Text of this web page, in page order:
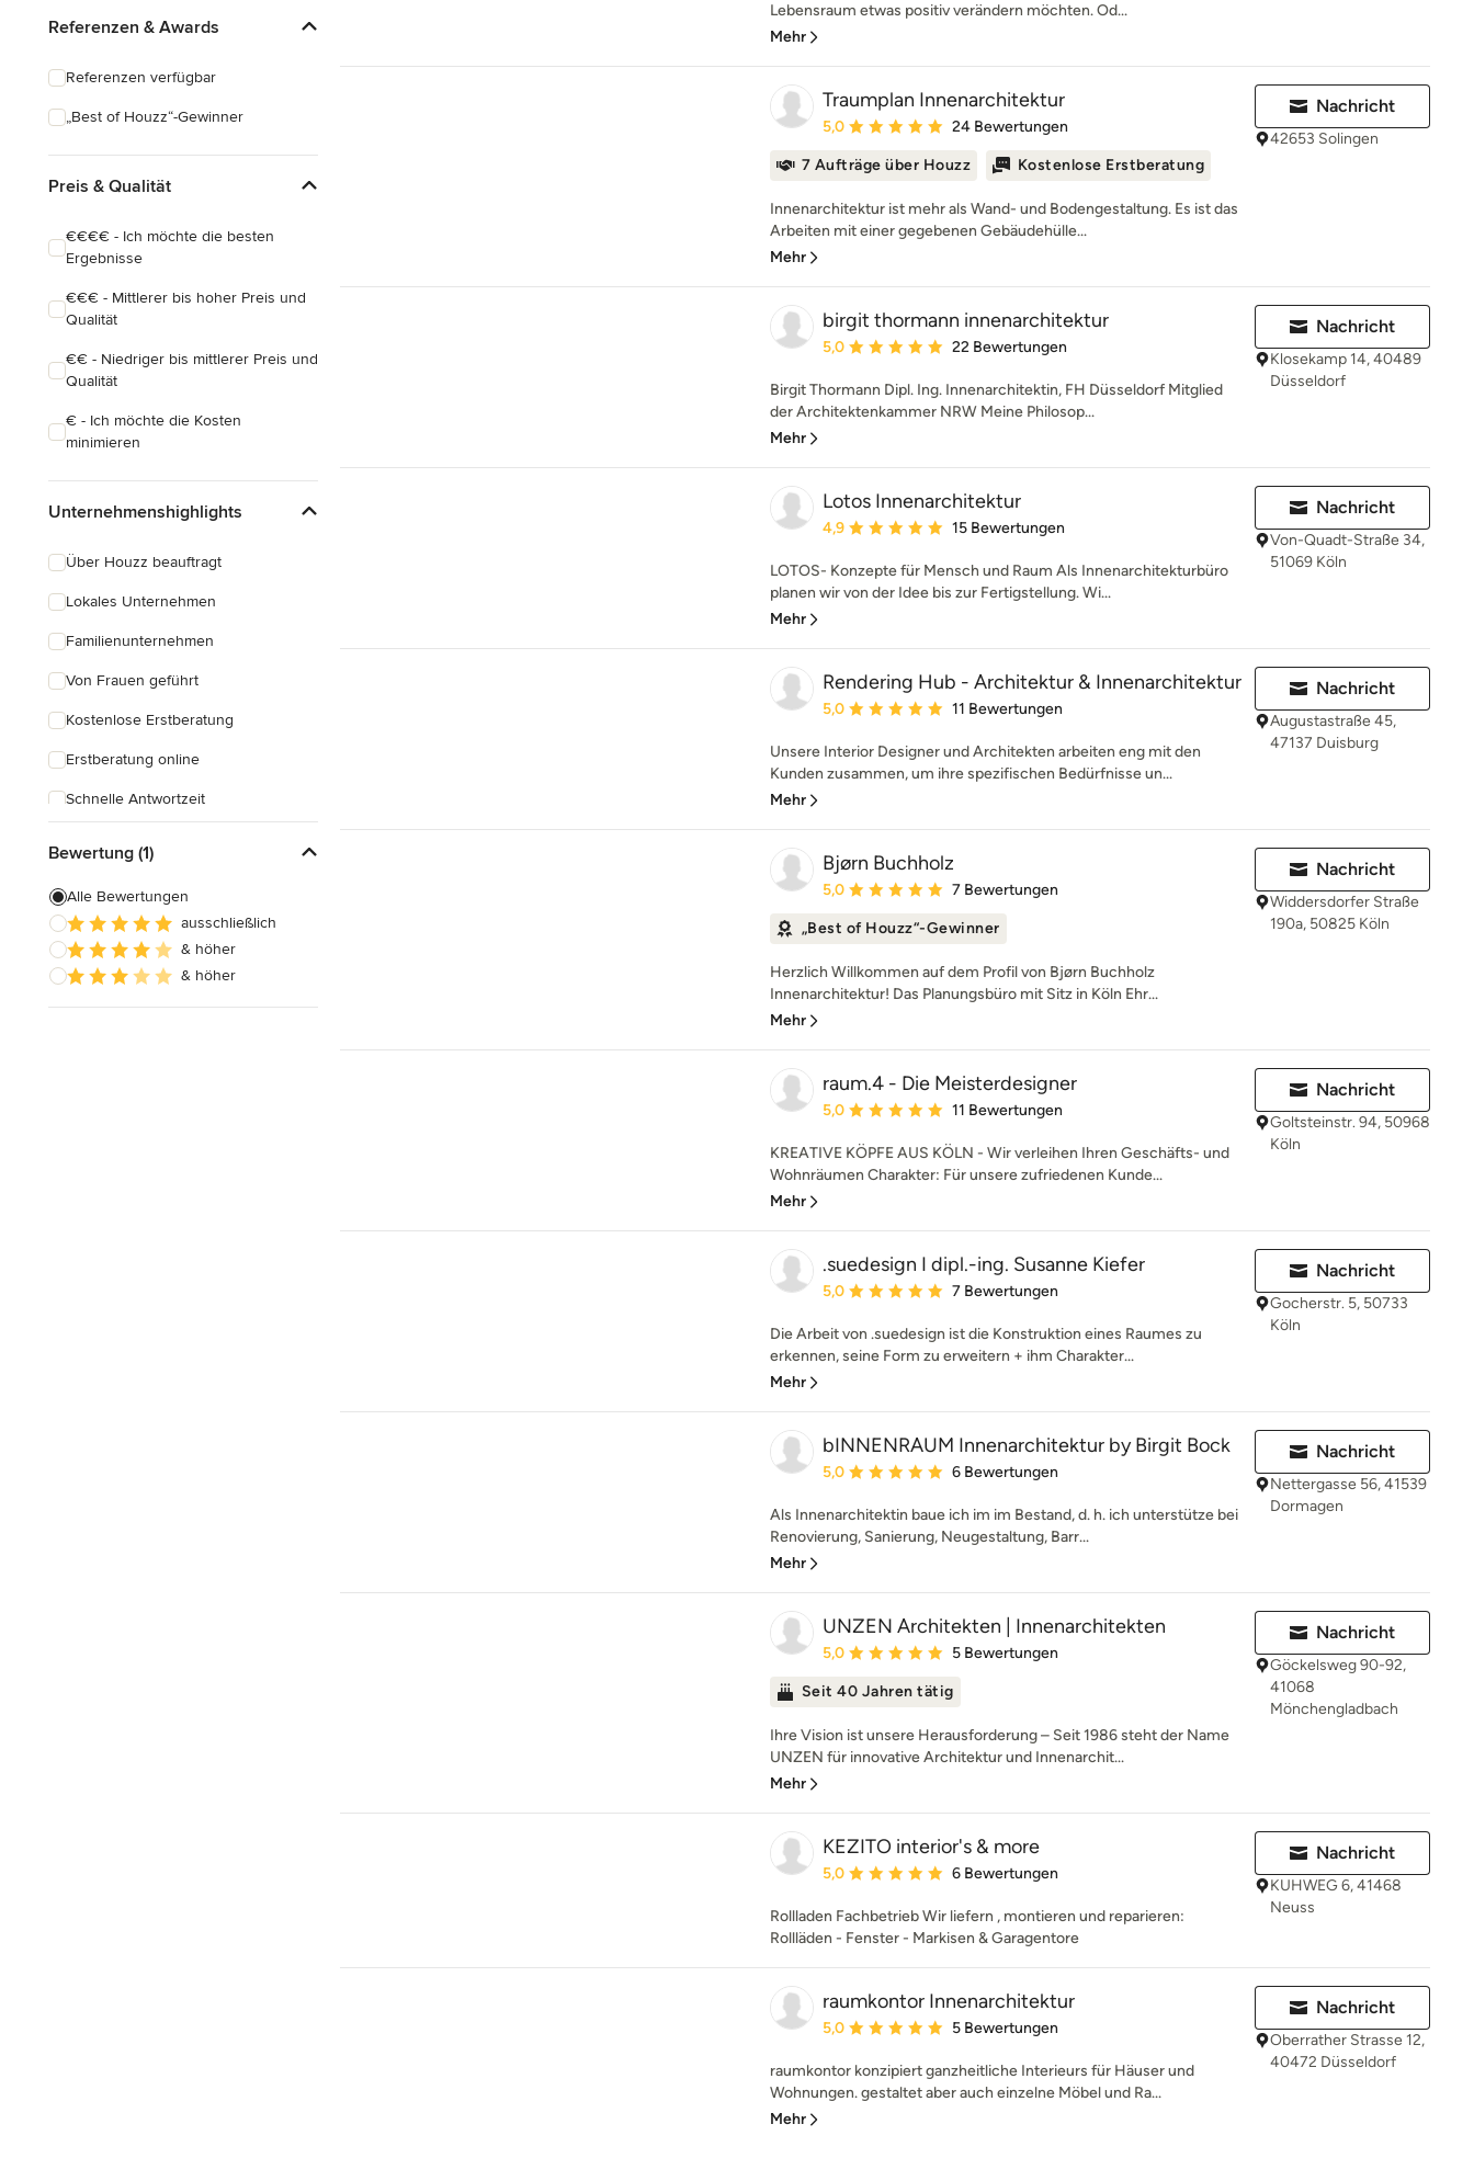
Referenzen & Awards
Referenzen verfügbar
„Best of Houzz“-Gewinner
Preis & Qualität
€€€€ - Ich möchte die besten
Ergebnisse
€€€ - Mittlerer bis hoher Preis und
Qualität
€€ - Niedriger bis mittlerer Preis und
Qualität
€ - Ich möchte die Kosten
minimieren
Unternehmenshighlights
Über Houzz beauftragt
Lokales Unternehmen
Familienunternehmen
Von Frauen geführt
Kostenlose Erstberatung
Erstberatung online
Schnelle Antwortzeit
Bewertung (1)
Alle Bewertungen
ausschließlich
& höher
& höher
Lebensraum etwas positiv verändern möchten. Od...
Mehr
Traumplan Innenarchitektur
Durchschnittliche Bewertung: 5 von 5 Sternen
5,0 24 Bewertungen
7 Aufträge über Houzz Kostenlose Erstberatung
Innenarchitektur ist mehr als Wand- und Bodengestaltung. Es ist das
Arbeiten mit einer gegebenen Gebäudehülle...
Mehr
Nachricht
42653 Solingen
birgit thormann innenarchitektur
Durchschnittliche Bewertung: 5 von 5 Sternen
5,0 22 Bewertungen
Birgit Thormann Dipl. Ing. Innenarchitektin, FH Düsseldorf Mitglied
der Architektenkammer NRW Meine Philosop...
Mehr
Nachricht
Klosekamp 14, 40489
Düsseldorf
Lotos Innenarchitektur
Durchschnittliche Bewertung: 4.9 von 5 Sternen
4,9 15 Bewertungen
LOTOS- Konzepte für Mensch und Raum Als Innenarchitekturbüro
planen wir von der Idee bis zur Fertigstellung. Wi...
Mehr
Nachricht
Von-Quadt-Straße 34,
51069 Köln
Rendering Hub - Architektur & Innenarchitektur
Durchschnittliche Bewertung: 5 von 5 Sternen
5,0 11 Bewertungen
Unsere Interior Designer und Architekten arbeiten eng mit den
Kunden zusammen, um ihre spezifischen Bedürfnisse un...
Mehr
Nachricht
Augustastraße 45,
47137 Duisburg
Bjørn Buchholz
Durchschnittliche Bewertung: 5 von 5 Sternen
5,0 7 Bewertungen
„Best of Houzz“-Gewinner
Herzlich Willkommen auf dem Profil von Bjørn Buchholz
Innenarchitektur! Das Planungsbüro mit Sitz in Köln Ehr...
Mehr
Nachricht
Widdersdorfer Straße
190a, 50825 Köln
raum.4 - Die Meisterdesigner
Durchschnittliche Bewertung: 5 von 5 Sternen
5,0 11 Bewertungen
KREATIVE KÖPFE AUS KÖLN - Wir verleihen Ihren Geschäfts- und
Wohnräumen Charakter: Für unsere zufriedenen Kunde...
Mehr
Nachricht
Goltsteinstr. 94, 50968
Köln
.suedesign I dipl.-ing. Susanne Kiefer
Durchschnittliche Bewertung: 5 von 5 Sternen
5,0 7 Bewertungen
Die Arbeit von .suedesign ist die Konstruktion eines Raumes zu
erkennen, seine Form zu erweitern + ihm Charakter...
Mehr
Nachricht
Gocherstr. 5, 50733
Köln
bINNENRAUM Innenarchitektur by Birgit Bock
Durchschnittliche Bewertung: 5 von 5 Sternen
5,0 6 Bewertungen
Als Innenarchitektin baue ich im im Bestand, d. h. ich unterstütze bei
Renovierung, Sanierung, Neugestaltung, Barr...
Mehr
Nachricht
Nettergasse 56, 41539
Dormagen
UNZEN Architekten | Innenarchitekten
Durchschnittliche Bewertung: 5 von 5 Sternen
5,0 5 Bewertungen
Seit 40 Jahren tätig
Ihre Vision ist unsere Herausforderung – Seit 1986 steht der Name
UNZEN für innovative Architektur und Innenarchit...
Mehr
Nachricht
Göckelsweg 90-92,
41068
Mönchengladbach
KEZITO interior's & more
Durchschnittliche Bewertung: 5 von 5 Sternen
5,0 6 Bewertungen
Rollladen Fachbetrieb Wir liefern , montieren und reparieren:
Rollläden - Fenster - Markisen & Garagentore
Nachricht
KUHWEG 6, 41468
Neuss
raumkontor Innenarchitektur
Durchschnittliche Bewertung: 5 von 5 Sternen
5,0 5 Bewertungen
raumkontor konzipiert ganzheitliche Interieurs für Häuser und
Wohnungen. gestaltet aber auch einzelne Möbel und Ra...
Mehr
Nachricht
Oberrather Strasse 12,
40472 Düsseldorf